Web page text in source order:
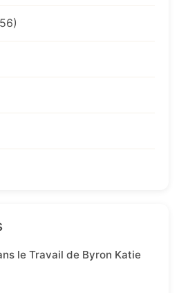
le Travail de Byron Katie